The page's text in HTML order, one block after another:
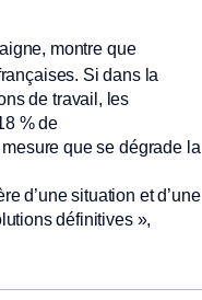
montre que
Si dans la
de travail, les
% de
que se dégrade la
d’une situation et d’une
définitives »,